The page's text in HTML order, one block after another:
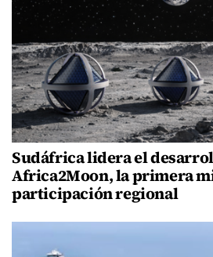
Sudáfrica lidera el
Africa2Moon, la primera
participación regional